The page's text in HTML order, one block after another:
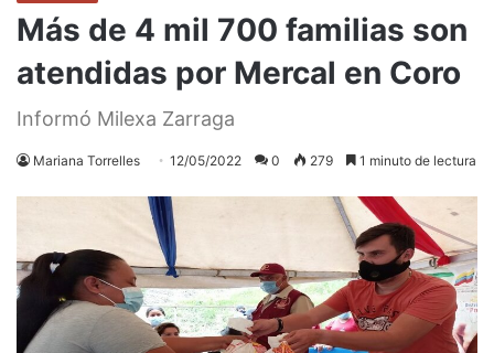
Más de 4 mil 700 familias son
atendidas por Mercal en Coro
Informó Milexa Zarraga
Mariana Torrelles 12/05/2022 0 279 1 minuto de lectura